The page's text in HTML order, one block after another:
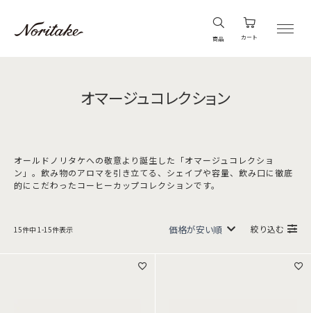
商品 カート
オマージュコレクション
オールドノリタケへの敬意より誕生した「オマージュコレクショ
ン」。飲み物のアロマを引き立てる、シェイプや容量、飲み口に徹底
的にこだわったコーヒーカップコレクションです。
15件中 1 -15件表示 絞り込む